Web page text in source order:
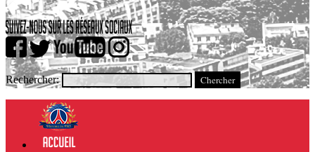
Rechercher: